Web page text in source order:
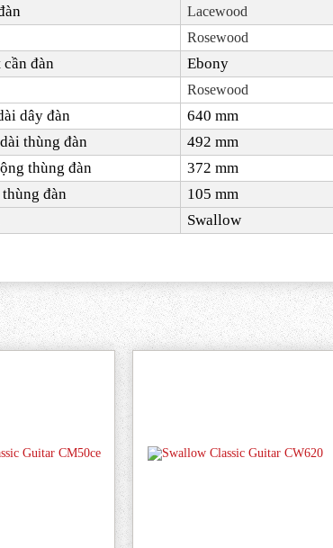
Lacewood
Rosewood
đàn
Ebony
Rosewood
dây đàn 640 mm
thùng đàn
492 mm
thùng đàn
372 mm
đàn
105 mm
Swallow